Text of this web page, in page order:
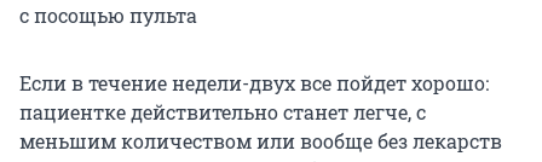
с посощью пульта
Если в течение недели-двух все пойдет хорошо:
пациентке действительно станет легче, с
меньшим количеством или вообще без лекарств